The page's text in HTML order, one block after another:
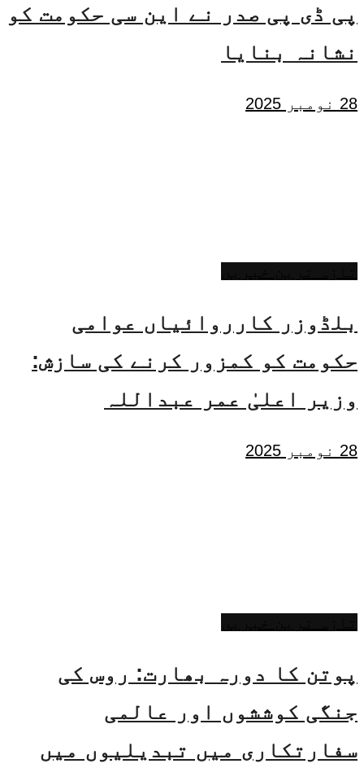
پی ڈی پی صدر نے این سی حکومت کو
نشانہ بنایا
28 نومبر 2025
بلڈوزر کارروائیاں عوامی
حکومت کو کمزور کرنے کی سازش:
وزیر اعلیٰ عمر عبداللہ
28 نومبر 2025
پوتن کا دورہ بھارت: روس کی
جنگی کوششوں اور عالمی
سفارتکاری میں تبدیلیوں میں